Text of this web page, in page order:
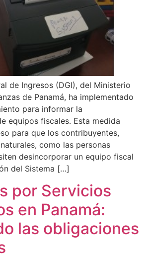
de Ingresos (DGI), del Ministerio
de Panamá, ha implementado
para informar la
equipos fiscales. Esta medida
para que los contribuyentes,
como las personas
desincorporar un equipo fiscal
del Sistema […]
por Servicios
en Panamá:
las obligaciones